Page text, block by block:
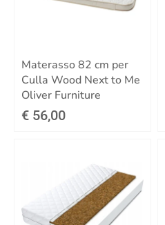
Materasso 82 cm per
Culla Wood Next to Me
Oliver Furniture
€ 56,00